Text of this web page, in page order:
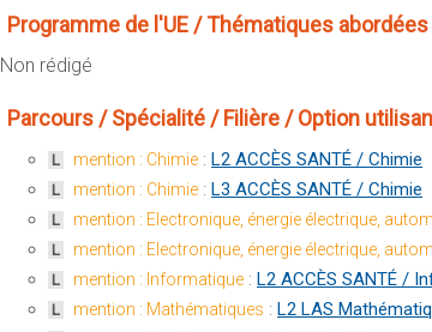
Programme de l'UE / Thématiques abordées
Non rédigé
Parcours / Spécialité / Filière / Option
L mention : Chimie : L2 ACCÈS SANTÉ / Chimie
L mention : Chimie : L3 ACCÈS SANTÉ / Chimie
L mention : Electronique, énergie électrique,
L mention : Electronique, énergie électrique,
L mention : Informatique : L2 ACCÈS SANTÉ /
L mention : Mathématiques : L2 LAS